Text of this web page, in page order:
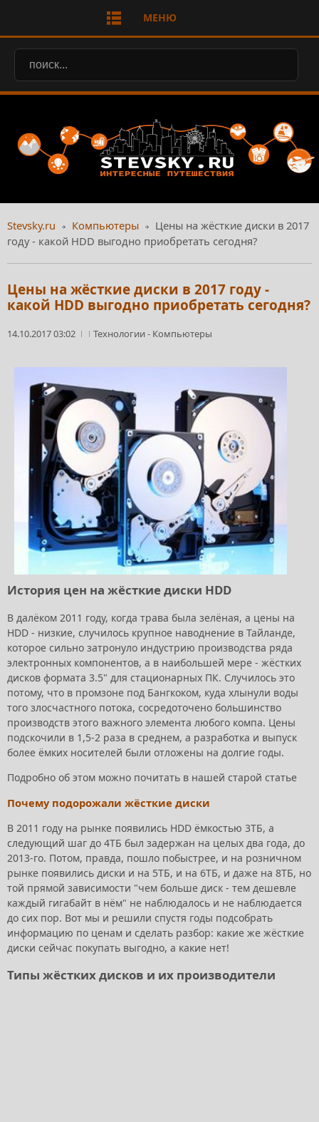
МЕНЮ
Stevsky.ru Компьютеры
Цены на жёсткие диски в 2017
году - какой HDD выгодно приобретать сегодня?
Цены на жёсткие диски в 2017 году -
какой HDD выгодно приобретать сегодня?
14.10.2017 03:02 Технологии- Компьютеры
История цен на жёсткие диски HDD
В далёком 2011 году, когда трава была зелёная, а цены на
HDD - низкие, случилось крупное наводнение в Тайланде,
которое сильно затронуло индустрию производства ряда
электронных компонентов, а в наибольшей мере - жёстких
дисков формата 3.5" для стационарных ПК. Случилось это
потому, что в промзоне под Бангкоком, куда хлынули воды
того злосчастного потока, сосредоточено большинство
производств этого важного элемента любого компа. Цены
подскочили в 1,5-2 раза в среднем, а разработка и выпуск
более ёмких носителей были отложены на долгие годы.
Подробно об этом можно почитать в нашей старой статье
Почему подорожали жёсткие диски
В 2011 году на рынке появились HDD ёмкостью 3ТБ, а
следующий шаг до 4ТБ был задержан на целых два года, до
2013-го. Потом, правда, пошло побыстрее, и на розничном
рынке появились диски и на 5ТБ, и на 6ТБ, и даже на 8ТБ, но
той прямой зависимости "чем больше диск - тем дешевле
каждый гигабайт в нём" не наблюдалось и не наблюдается
до сих пор. Вот мы и решили спустя годы подсобрать
информацию по ценам и сделать разбор: какие же жёсткие
диски сейчас покупать выгодно, а какие нет!
Типы жёстких дисков и их производители